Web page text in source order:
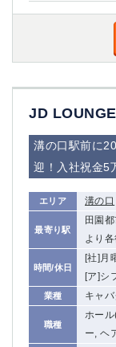
JD
溝の口駅前に
迎！入社祝金5
エリア 溝の口
最寄り駅
田園
より
時間/休日
[社]月
[ア]シ
業種 キャバ
職種
ホー
ー, ヘ